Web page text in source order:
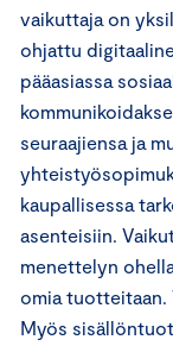
vaikuttaja on
ohjattu
pääasiassa
seuraajiensa ja
kaupallisessa
asenteisiin.
menettelyn
omia tuotteitaan.
Myös